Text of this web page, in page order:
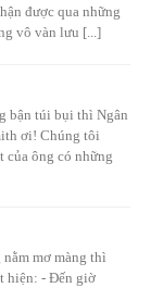
được qua những
vô vàn lưu [...]
bận túi bụi thì Ngân
ơi! Chúng tôi
của ông có những
mơ màng thì
hiện: - Đến giờ